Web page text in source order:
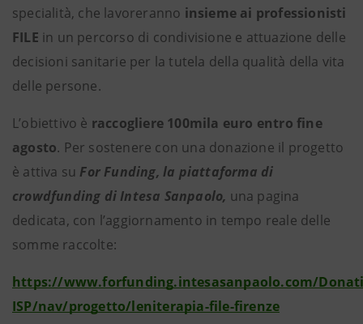
specialità, che lavoreranno insieme ai professionisti
FILE in un percorso di condivisione e attuazione delle
decisioni sanitarie per la tutela della qualità della vita
delle persone.
L’obiettivo è raccogliere 100mila euro entro fine
agosto. Per sostenere con una donazione il progetto
è attiva su For Funding, la piattaforma di
crowdfunding di Intesa Sanpaolo, una pagina
dedicata, con l’aggiornamento in tempo reale delle
somme raccolte:
https://www.forfunding.intesasanpaolo.com/
ISP/nav/progetto/leniterapia-file-firenze